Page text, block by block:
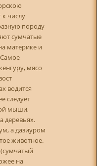
числу
породу
сумчатые
материке и
Самое
мясо
водится
следует
мыши,
деревьях.
а дазиуром
животное.
на